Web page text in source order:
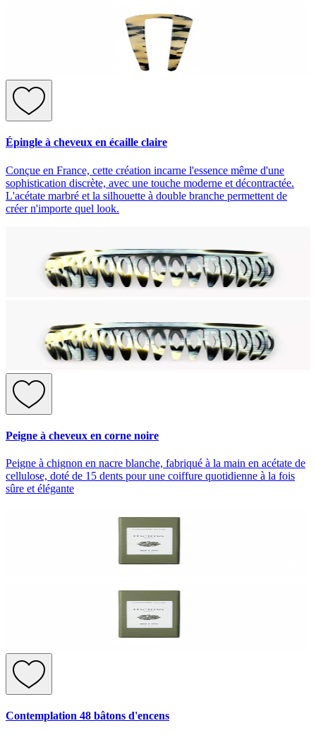
Épingle à cheveux en écaille claire
Conçue en France, cette création incarne l'essence même d'une
sophistication discrète, avec une touche moderne et décontractée.
L'acétate marbré et la silhouette à double branche permettent de
créer n'importe quel look.
Peigne à cheveux en corne noire
Peigne à chignon en nacre blanche, fabriqué à la main en acétate de
cellulose, doté de 15 dents pour une coiffure quotidienne à la fois
sûre et élégante
Contemplation 48 bâtons d'encens